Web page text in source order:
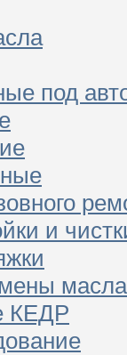
под
и
масла
КЕДР